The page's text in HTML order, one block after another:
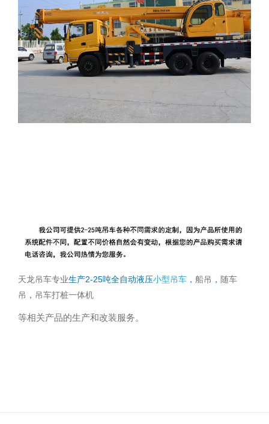
天龙吊车专业生产2-25吨全自动液压小型吊车 ， 船吊 ， 随车
吊 ， 吊车打桩一体机
等相关产品的生产和改装服务。